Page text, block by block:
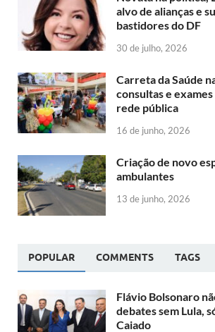
alvo de alianças e
bastidores do DF
30 de julho, 2026
Carreta da Saúde
consultas e
rede pública
16 de junho, 2026
Criação de novo
ambulantes
13 de junho, 2026
POPULAR COMMENTS TAGS
Flávio Bolsonaro
debates sem Lula,
Caiado